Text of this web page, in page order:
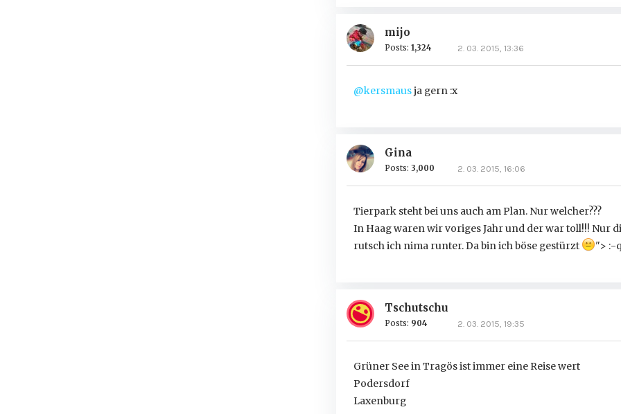
mijo
Posts: 1,324 2. 03. 2015, 13:36
@kersmausja gern :x
Gina
Posts: 3,000 2. 03. 2015, 16:06
Tierpark steht bei uns auch am Plan. Nur welcher???
In Haag waren wir voriges Jahr und der war toll!!! Nur
rutsch ich nima runter. Da bin ich böse gestürzt
"> :-
Tschutschu
Posts: 904 2. 03. 2015, 19:35
Grüner See in Tragös ist immer eine Reise wert
Podersdorf
Laxenburg